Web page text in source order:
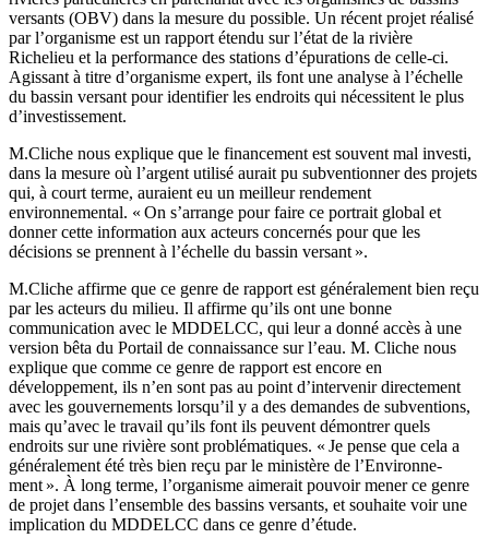
versants (OBV) dans la mesure du possible. Un récent projet réalisé
par l’organisme est un rapport étendu sur l’état de la rivière
Richelieu et la performance des stations d’épurations de celle-ci.
Agissant à titre d’organisme expert, ils font une analyse à l’échelle
du bassin versant pour identifier les endroits qui nécessitent le plus
d’investissement.
M.Cliche nous explique que le financement est souvent mal investi,
dans la mesure où l’argent utilisé aurait pu subventionner des projets
qui, à court terme, auraient eu un meilleur rendement
environnemental. « On s’arrange pour faire ce portrait global et
donner cette information aux acteurs concernés pour que les
décisions se prennent à l’échelle du bassin versant ».
M.Cliche affirme que ce genre de rapport est généralement bien reçu
par les acteurs du milieu. Il affirme qu’ils ont une bonne
communication avec le MDDELCC, qui leur a donné accès à une
version bêta du Portail de connaissance sur l’eau. M. Cliche nous
explique que comme ce genre de rapport est encore en
développement, ils n’en sont pas au point d’intervenir directement
avec les gouvernements lorsqu’il y a des demandes de subventions,
mais qu’avec le travail qu’ils font ils peuvent démontrer quels
endroits sur une rivière sont problématiques. « Je pense que cela a
généralement été très bien reçu par le ministère de l’Environne-
ment ». À long terme, l’organisme aimerait pouvoir mener ce genre
de projet dans l’ensemble des bassins versants, et souhaite voir une
implication du MDDELCC dans ce genre d’étude.